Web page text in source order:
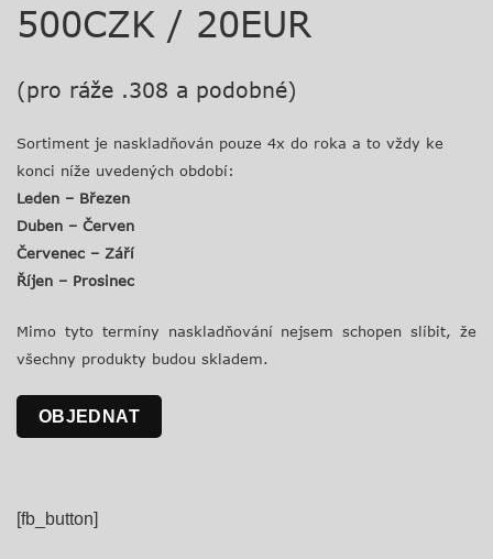
500CZK / 20EUR
(pro ráže .308 a podobné)
Sortiment je naskladňován pouze 4x do roka a to vždy ke
konci níže uvedených období:
Leden – Březen
Duben – Červen
Červenec – Září
Říjen – Prosinec
Mimo tyto termíny naskladňování nejsem schopen slíbit, že
všechny produkty budou skladem.
OBJEDNAT
[fb_button]